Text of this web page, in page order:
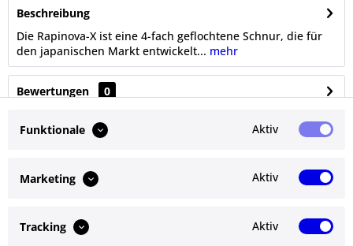
Beschreibung
Die Rapinova-X ist eine 4-fach geflochtene Schnur, die für
den japanischen Markt entwickelt... mehr
Bewertungen
0
Kunden haben sich ebenfalls angesehen
Funktionale Aktiv
Marketing Aktiv
Tracking Aktiv